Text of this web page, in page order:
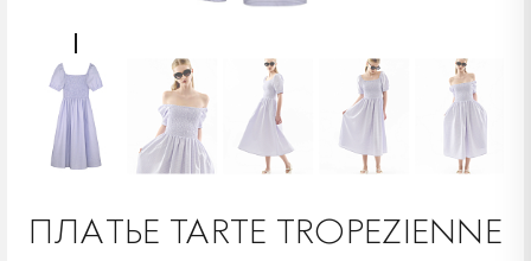
ПЛАТЬЕ TARTE TROPEZIENNE